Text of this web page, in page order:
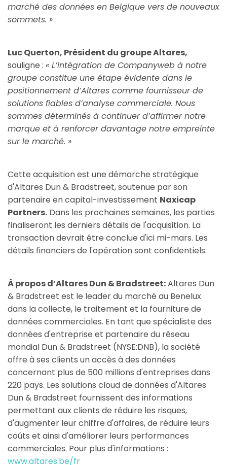
marché des données en Belgique vers de nouveaux
sommets. »
Luc Querton, Président du groupe Altares,
souligne : « L’intégration de Companyweb à notre
groupe constitue une étape évidente dans le
positionnement d’Altares comme fournisseur de
solutions fiables d’analyse commerciale. Nous
sommes déterminés à continuer d’affirmer notre
marque et à renforcer davantage notre empreinte
sur le marché. »
Cette acquisition est une démarche stratégique
d'Altares Dun & Bradstreet, soutenue par son
partenaire en capital-investissement Naxicap
Partners. Dans les prochaines semaines, les parties
finaliseront les derniers détails de l'acquisition. La
transaction devrait être conclue d'ici mi-mars. Les
détails financiers de l'opération sont confidentiels.
À propos d’Altares Dun & Bradstreet:Altares Dun
& Bradstreet est le leader du marché au Benelux
dans la collecte, le traitement et la fourniture de
données commerciales. En tant que spécialiste des
données d'entreprise et partenaire du réseau
mondial Dun & Bradstreet (NYSE:DNB), la société
offre à ses clients un accès à des données
concernant plus de 500 millions d'entreprises dans
220 pays. Les solutions cloud de données d'Altares
Dun & Bradstreet fournissent des informations
permettant aux clients de réduire les risques,
d'augmenter leur chiffre d'affaires, de réduire leurs
coûts et ainsi d'améliorer leurs performances
commerciales. Pour plus d'informations :
www.altares.be/fr